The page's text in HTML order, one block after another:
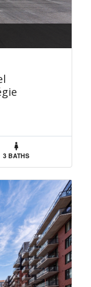
3 BATHS